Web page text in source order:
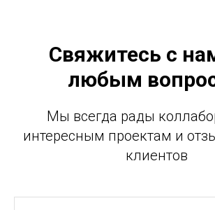
Свяжитесь с
любым
Мы всегда рады
интересным проектам и
клиентов